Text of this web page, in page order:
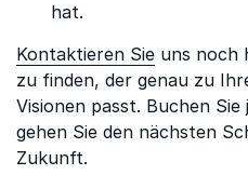
hat.
Kontaktieren Sie uns noch
zu finden, der genau zu
Visionen passt. Buchen
gehen Sie den nächsten
Zukunft.